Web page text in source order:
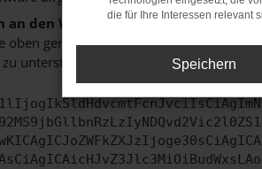
an den Webseitenbetreiber.
oben genannten Schritte versucht hast,
unterstützen:
die für Ihre Interessen relevant
Speichern